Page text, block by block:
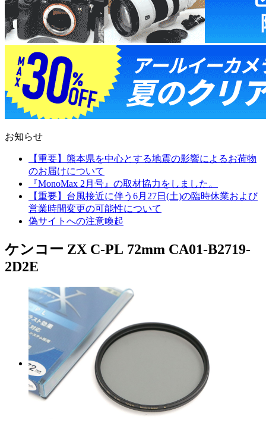
お知らせ
【重要】熊本県を中心とする地震の影響によるお荷物
のお届けについて
『MonoMax 2月号』の取材協力をしました。
【重要】台風接近に伴う6月27日(土)の臨時休業および
営業時間変更の可能性について
偽サイトへの注意喚起
ケンコー ZX C-PL 72mm CA01-B2719-
2D2E